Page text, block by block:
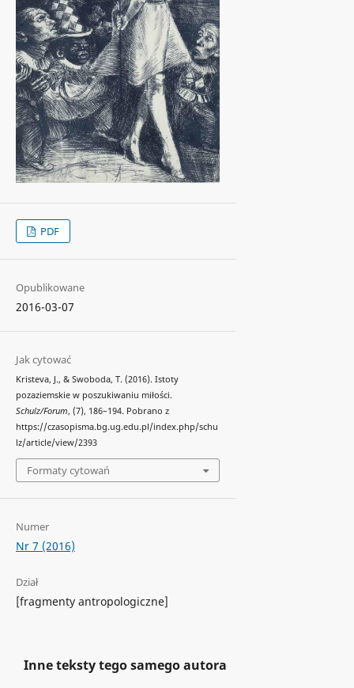
PDF
Opublikowane
2016-03-07
Jak cytować
Kristeva, J., & Swoboda, T. (2016). Istoty
pozaziemskie w poszukiwaniu miłości.
Schulz/Forum, (7), 186–194. Pobrano z
https://czasopisma.bg.ug.edu.pl/index.php/schu
lz/article/view/2393
Formaty cytowań
Numer
Nr 7 (2016)
Dział
[fragmenty antropologiczne]
Inne teksty tego samego autora